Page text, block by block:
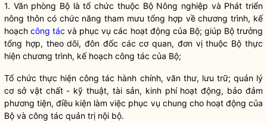
1. Văn phòng Bộ là tổ chức thuộc Bộ Nông nghiệp và Phát triển
nông thôn có chức năng tham mưu tổng hợp về chương trình, kế
hoạchcông tác và phục vụ các hoạt động của Bộ; giúp Bộ trưởng
tổng hợp, theo dõi, đôn đốc các cơ quan, đơn vị thuộc Bộ thực
hiện chương trình, kế hoạch công tác của Bộ;
Tổ chức thực hiệncông tác hành chính, văn thư, lưu trữ; quản lý
cơ sở vật chất - kỹ thuật, tài sản, kinh phí hoạt động, bảo đảm
phương tiện, điều kiện làm việc phục vụ chung cho hoạt động của
Bộ và công tác quản trị nội bộ.